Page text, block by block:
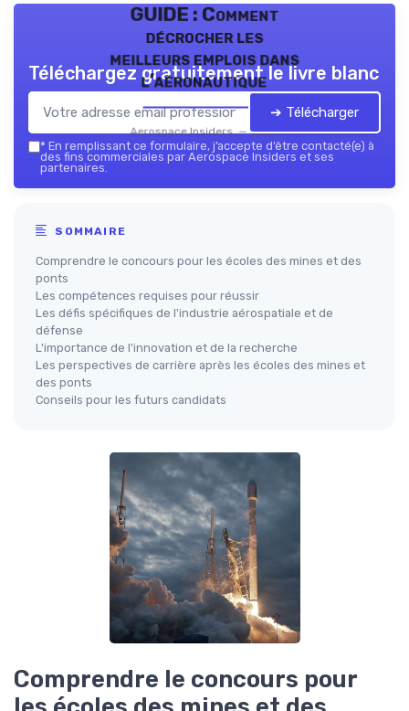
GUIDE : Comment
décrocher les
meilleurs emplois dans
l’aéronautique
Aerospace Insiders — 2026
Téléchargez gratuitement le livre blanc
➔ Télécharger
* En remplissant ce formulaire, j’accepte d’être contacté(e) à
des fins commerciales par Aerospace Insiders et ses
partenaires.
SOMMAIRE
Comprendre le concours pour les écoles des mines et des
ponts
Les compétences requises pour réussir
Les défis spécifiques de l'industrie aérospatiale et de
défense
L'importance de l'innovation et de la recherche
Les perspectives de carrière après les écoles des mines et
des ponts
Conseils pour les futurs candidats
Comprendre le concours pour